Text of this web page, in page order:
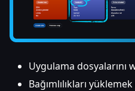
Uygulama dosyalarını
Bağımlılıkları